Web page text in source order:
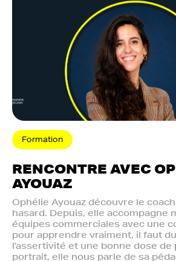
Formation
RENCONTRE AVEC
AYOUAZ
Ophélie Ayouaz découvre le
hasard. Depuis, elle accompagne
équipes commerciales avec une
pour apprendre vraiment, il faut
l’assertivité et une bonne dose de
portrait, elle nous parle de sa